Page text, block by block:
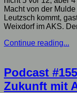
Macht von der
Leutzsch kommt,
Weixdorf im AKS.
Continue reading...
Podcast
Zukunft mit